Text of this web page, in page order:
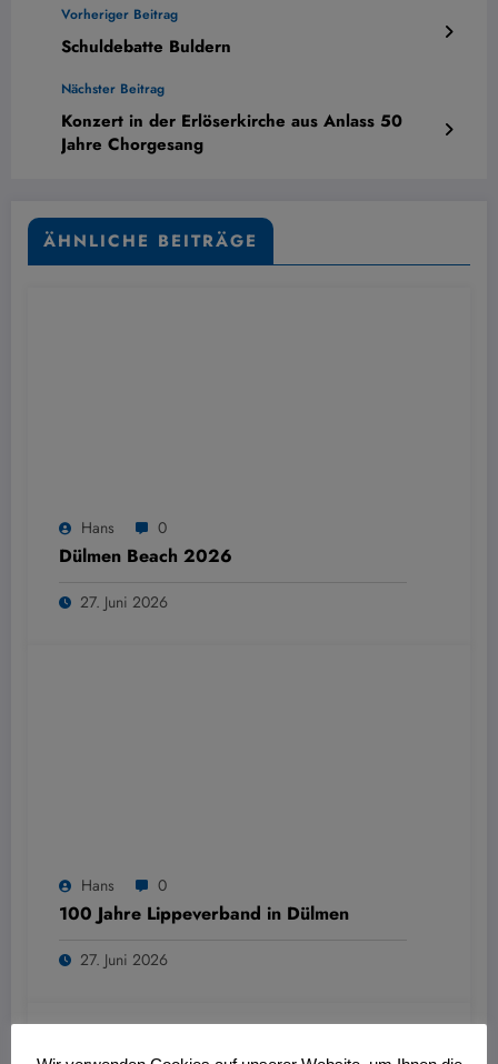
Vorheriger Beitrag
Schuldebatte Buldern
Nächster Beitrag
Konzert in der Erlöserkirche aus Anlass 50
Jahre Chorgesang
ÄHNLICHE BEITRÄGE
Hans 0
Dülmen Beach 2026
27. Juni 2026
Hans 0
100 Jahre Lippeverband in Dülmen
27. Juni 2026